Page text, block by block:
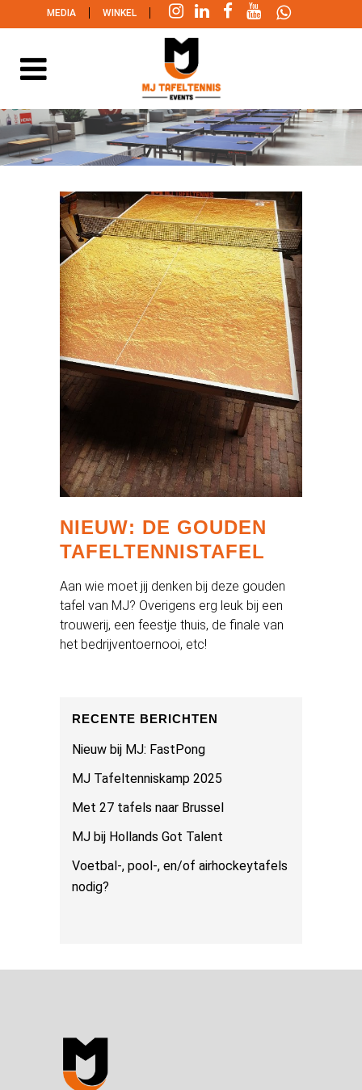
MEDIA | WINKEL |
NIEUW: DE GOUDEN
TAFELTENNISTAFEL
Aan wie moet jij denken bij deze gouden
tafel van MJ? Overigens erg leuk bij een
trouwerij, een feestje thuis, de finale van
het bedrijventoernooi, etc!
RECENTE BERICHTEN
Nieuw bij MJ: FastPong
MJ Tafeltenniskamp 2025
Met 27 tafels naar Brussel
MJ bij Hollands Got Talent
Voetbal-, pool-, en/of airhockeytafels
nodig?